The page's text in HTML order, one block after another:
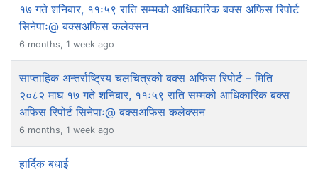
१७ गते शनिबार, ११ः५९ राति सम्मको आधिकारिक बक्स अफिस रिपोर्ट
सिनेपाः@ बक्सअफिस कलेक्सन
6 months, 1 week ago
साप्ताहिक अन्तर्राष्ट्रिय चलचित्रको बक्स अफिस रिपोर्ट – मिति
२०८२ माघ १७ गते शनिबार, ११ः५९ राति सम्मको आधिकारिक बक्स
अफिस रिपोर्ट सिनेपाः@ बक्सअफिस कलेक्सन
6 months, 1 week ago
हार्दिक बधाई